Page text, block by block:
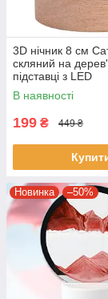
3D нічник 8 см
скляний на
підставці з LED
підсвічуванням
В наявності
199 ₴ 449 ₴
Новинка –50%